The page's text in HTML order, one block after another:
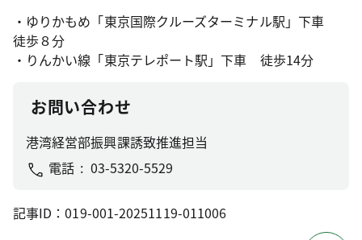
・ゆりかもめ「東京国際クルーズターミナル駅」下車
徒歩８分
・りんかい線「東京テレポート駅」下車 徒歩14分
お問い合わせ
港湾経営部振興課誘致推進担当
電話
03-5320-5529
記事ID：019-001-20251119-011006